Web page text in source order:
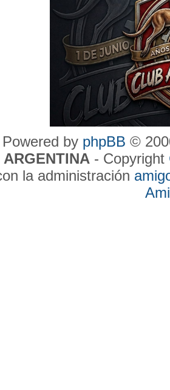
Powered by phpBB ©
ARGENTINA- Copyright
la administración